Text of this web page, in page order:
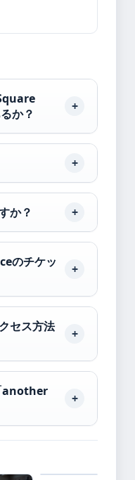
か？
か？
のチケッ
セス方法
another